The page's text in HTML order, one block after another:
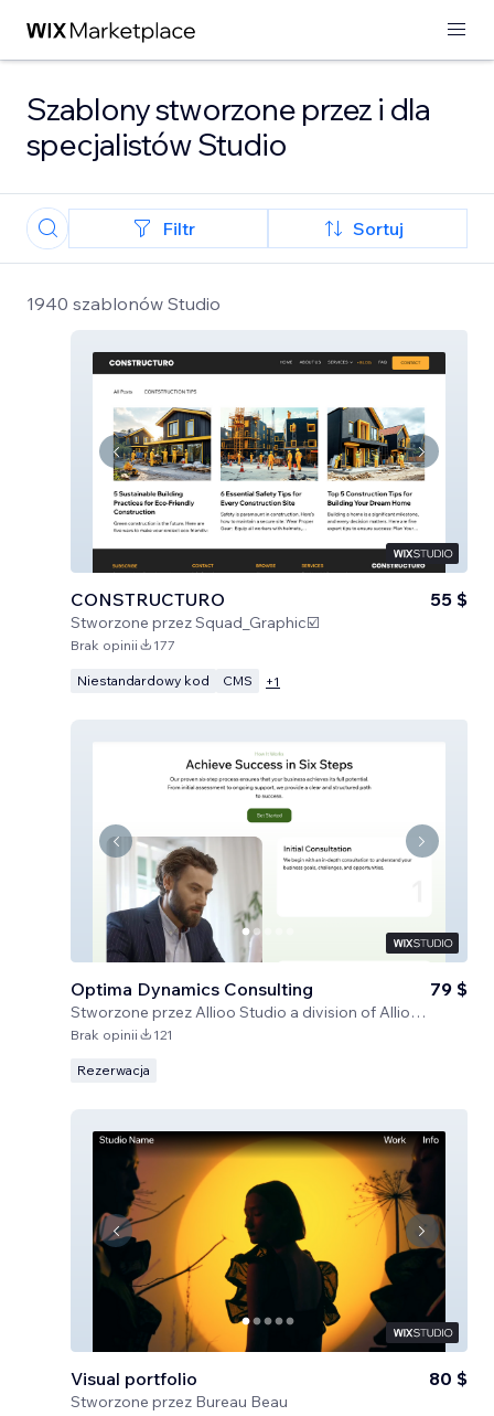
Szablony stworzone przez i dla
specjalistów Studio
Filtr Sortuj
1940 szablonów Studio
CONSTRUCTURO
Stworzone przezSquad_Graphic☑️
55 $
Brak opinii 177
Niestandardowy kod CMS +1
Optima Dynamics Consulting
Stworzone przezAllioo Studio a division of Allioo LLC
79 $
Brak opinii 121
Rezerwacja
Visual portfolio
Stworzone przez Bureau Beau
80 $